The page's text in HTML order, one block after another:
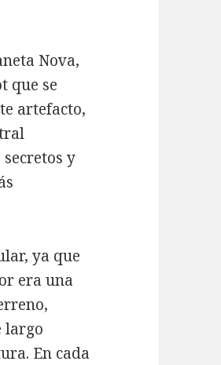
Nova,
que se
artefacto,
y
ya que
era una
largo
En cada